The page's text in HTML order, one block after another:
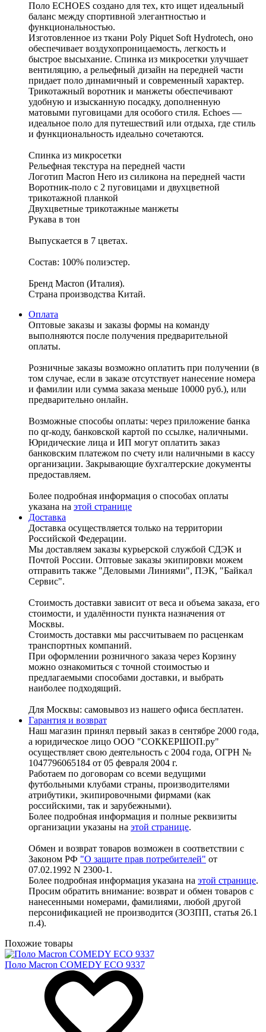
Поло ECHOES создано для тех, кто ищет идеальный
баланс между спортивной элегантностью и
функциональностью.
Изготовленное из ткани Poly Piquet Soft Hydrotech, оно
обеспечивает воздухопроницаемость, легкость и
быстрое высыхание. Спинка из микросетки улучшает
вентиляцию, а рельефный дизайн на передней части
придает поло динамичный и современный характер.
Трикотажный воротник и манжеты обеспечивают
удобную и изысканную посадку, дополненную
матовыми пуговицами для особого стиля. Echoes —
идеальное поло для путешествий или отдыха, где стиль
и функциональность идеально сочетаются.
Спинка из микросетки
Рельефная текстура на передней части
Логотип Macron Hero из силикона на передней части
Воротник-поло с 2 пуговицами и двухцветной
трикотажной планкой
Двухцветные трикотажные манжеты
Рукава в тон
Выпускается в 7 цветах.
Состав: 100% полиэстер.
Бренд Macron (Италия).
Страна производства Китай.
Оплата
Оптовые заказы и заказы формы на команду
выполняются после получения предварительной
оплаты.
Розничные заказы возможно оплатить при получении (в
том случае, если в заказе отсутствует нанесение номера
и фамилии или сумма заказа меньше 10000 руб.), или
предварительно онлайн.
Возможные способы оплаты: через приложение банка
по qr-коду, банковской картой по ссылке, наличными.
Юридические лица и ИП могут оплатить заказ
банковским платежом по счету или наличными в кассу
организации. Закрывающие бухгалтерские документы
предоставляем.
Более подробная информация о способах оплаты
указана на этой странице
Доставка
Доставка осуществляется только на территории
Российской Федерации.
Мы доставляем заказы курьерской службой СДЭК и
Почтой России. Оптовые заказы экипировки можем
отправить также "Деловыми Линиями", ПЭК, "Байкал
Сервис".
Стоимость доставки зависит от веса и объема заказа, его
стоимости, и удалённости пункта назначения от
Москвы.
Стоимость доставки мы рассчитываем по расценкам
транспортных компаний.
При оформлении розничного заказа через Корзину
можно ознакомиться с точной стоимостью и
предлагаемыми способами доставки, и выбрать
наиболее подходящий.
Для Москвы: самовывоз из нашего офиса бесплатен.
Гарантия и возврат
Наш магазин принял первый заказ в сентябре 2000 года,
а юридическое лицо ООО "СОККЕРШОП.ру"
осуществляет свою деятельность с 2004 года, ОГРН №
1047796065184 от 05 февраля 2004 г.
Работаем по договорам со всеми ведущими
футбольными клубами страны, производителями
атрибутики, экипировочными фирмами (как
российскими, так и зарубежными).
Более подробная информация и полные реквизиты
организации указаны на этой странице.
Обмен и возврат товаров возможен в соответствии с
Законом РФ "О защите прав потребителей" от
07.02.1992 N 2300-1.
Более подробная информация указана на этой странице.
Просим обратить внимание: возврат и обмен товаров с
нанесенными номерами, фамилиями, любой другой
персонификацией не производится (ЗОЗПП, статья 26.1
п.4).
Похожие товары
Поло Macron COMEDY ECO 9337